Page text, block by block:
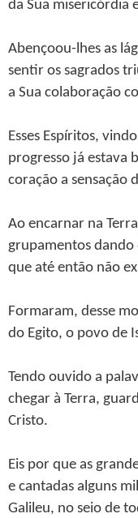
da Sua misericórdia
Abençoou-lhes as
sentir os sagrados
a Sua colaboração
Esses Espíritos,
progresso já estava
coração a sensação
Ao encarnar na
grupamentos dando
que até então não
Formaram, desse
do Egito, o povo de
Tendo ouvido a
chegar à Terra,
Cristo.
Eis por que as
e cantadas alguns
Galileu, no seio de